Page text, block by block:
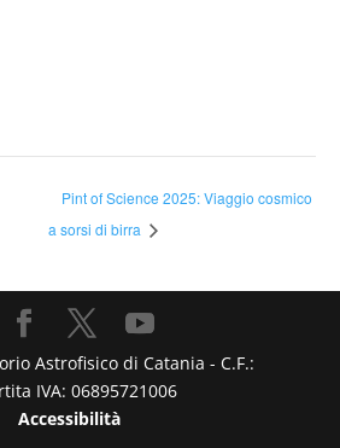
Pint of Science 2025: Viaggio cosmico
a sorsi di birra
Astrofisico di Catania - C.F.:
Partita IVA: 06895721006
Accessibilità